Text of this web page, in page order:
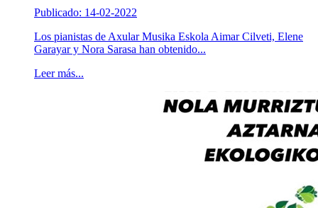
Publicado: 14-02-2022
Los pianistas de Axular Musika Eskola Aimar Cilveti, Elene
Garayar y Nora Sarasa han obtenido...
Leer más...